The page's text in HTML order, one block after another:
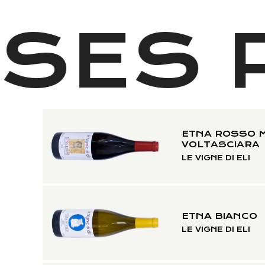
SES
ETNA ROSSO
VOLTASCIARA
LE VIGNE DI ELI
ETNA BIANCO
LE VIGNE DI ELI